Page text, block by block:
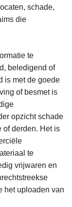
schade,
die
te
beledigend of
is met de goede
of besmet is
opzicht schade
of derden. Het is
te
vrijwaren en
het uploaden van